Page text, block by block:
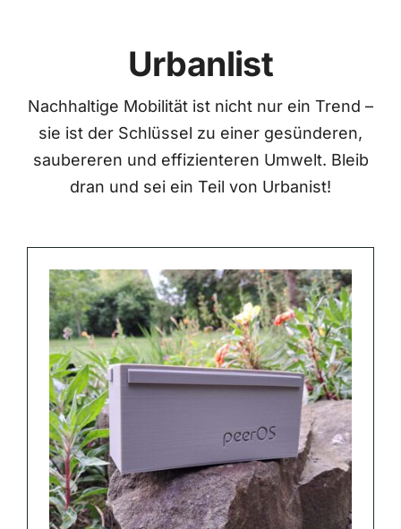
Urbanlist
Nachhaltige Mobilität ist nicht nur ein Trend –
sie ist der Schlüssel zu einer gesünderen,
saubereren und effizienteren Umwelt. Bleib
dran und sei ein Teil von Urbanist!